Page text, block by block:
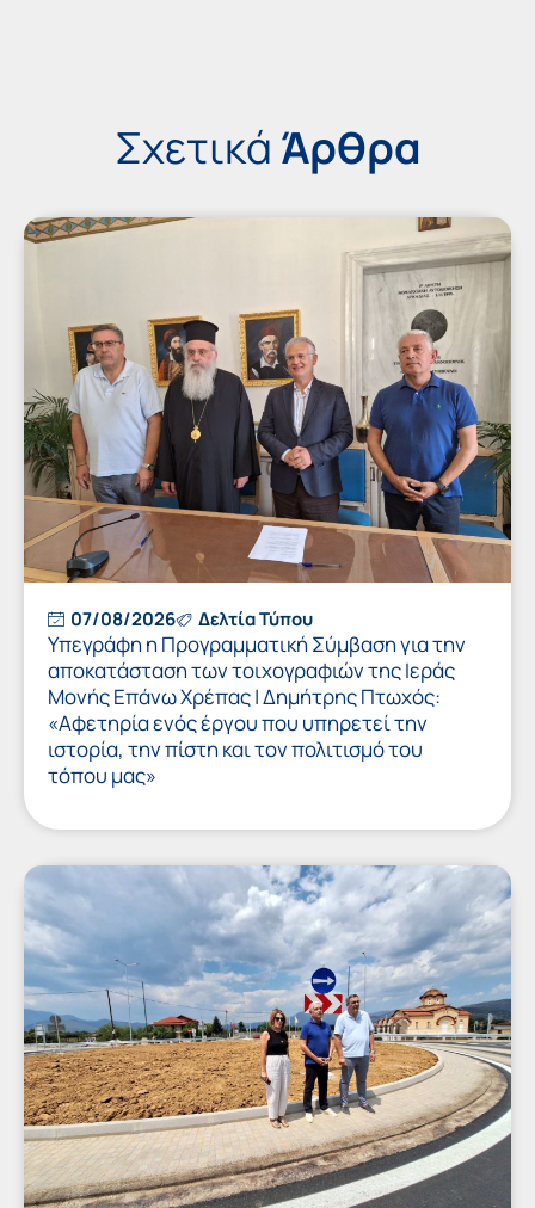
Σχετικά Άρθρα
07/08/2026 Δελτία Τύπου
Υπεγράφη η Προγραμματική Σύμβαση για την
αποκατάσταση των τοιχογραφιών της Ιεράς
Μονής Επάνω Χρέπας | Δημήτρης Πτωχός:
«Αφετηρία ενός έργου που υπηρετεί την
ιστορία, την πίστη και τον πολιτισμό του
τόπου μας»